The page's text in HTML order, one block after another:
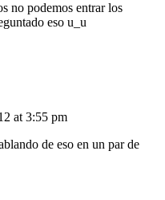
no podemos entrar los
eso u_u
at 3:55 pm
de eso en un par de